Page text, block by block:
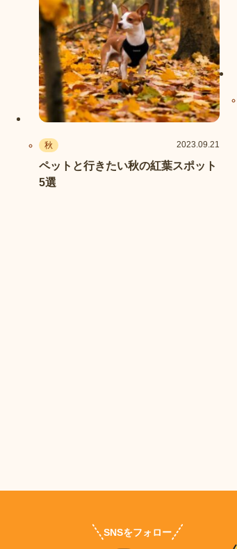
秋 2023.09.21
ペットと行きたい秋の紅葉スポット
5選
SNSをフォロー